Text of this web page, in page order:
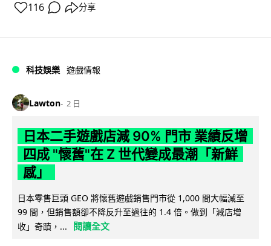
116 分享
科技娛樂 遊戲情報
Lawton 2 日
日本二手遊戲店減 90% 門市 業績反增
四成 "懷舊"在 Z 世代變成最潮「新鮮
感」
日本零售巨頭 GEO 將懷舊遊戲銷售門市從 1,000 間大幅減至
99 間，但銷售額卻不降反升至過往的 1.4 倍。做到「減店增
收」奇蹟，...
閱讀全文